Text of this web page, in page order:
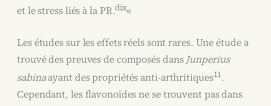
et le stress liés à la PR.dix«
Les études sur les effets réels sont rares. Une étude a
trouvé des preuves de composés dans Junperius
sabinaayant des propriétés anti-arthritiques11.
Cependant, les flavonoïdes ne se trouvent pas dans